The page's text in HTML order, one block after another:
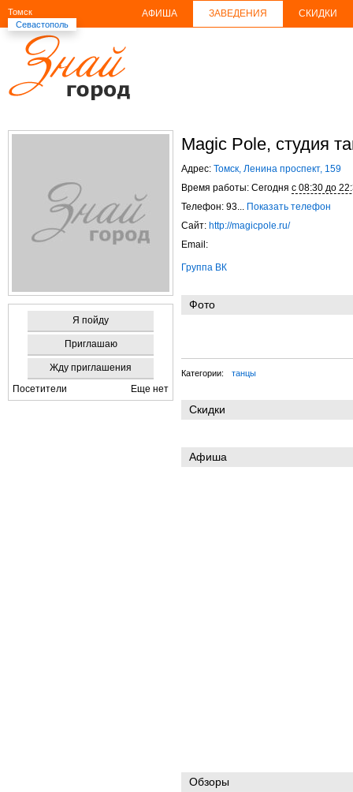
Томск
Севастополь
АФИША ЗАВЕДЕНИЯ СКИДКИ
Я пойду
Приглашаю
Жду приглашения
Посетители
Еще нет
Magic Pole, студия
Адрес: Томск, Ленина проспект, 159
Время работы: Сегодня с 08:30 до
Телефон: 93... Показать телефон
Сайт: http://magicpole.ru/
Email:
Группа ВК
Фото
Категории: танцы
Скидки
Афиша
Обзоры